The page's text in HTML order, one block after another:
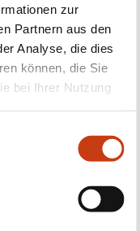
zur
Partnern aus den
Analyse, die dies
können, die Sie
bei Ihrer Nutzung